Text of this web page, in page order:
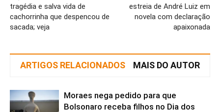
tragédia e salva vida de
cachorrinha que despencou de
sacada; veja
estreia de André Luiz em
novela com declaração
apaixonada
ARTIGOS RELACIONADOS MAIS DO AUTOR
Moraes nega pedido para que
Bolsonaro receba filhos no Dia dos